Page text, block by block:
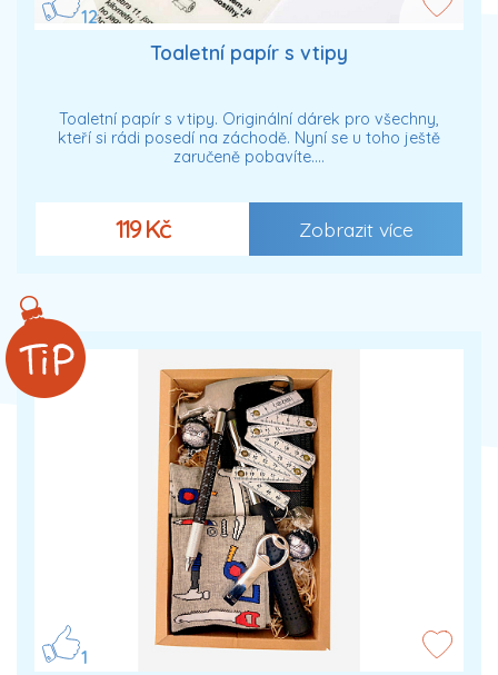
12
Toaletní papír s vtipy
Toaletní papír s vtipy. Originální dárek pro všechny,
kteří si rádi posedí na záchodě. Nyní se u toho ještě
zaručeně pobavíte.…
119 Kč Zobrazit více
1